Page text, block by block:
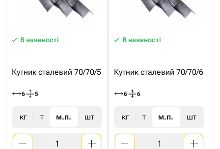
В наявності
Кутник сталевий 70/70/5
6 5
кг т м.п. шт
В наявності
Кутник сталевий 70/70/6
6 6
кг т м.п. шт